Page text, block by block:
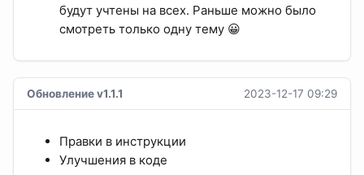
будут учтены на всех. Раньше можно было
смотреть только одну тему 😀
Обновление v1.1.1 2023-12-17 09:29
Правки в инструкции
Улучшения в коде